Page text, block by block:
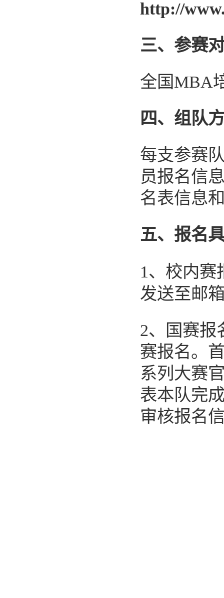
http://
三、参赛
全国MBA
四、组队
每支参赛
员报名信
名表信息
五、报名
1、校内赛
发送至邮
2、国赛报
赛报名。
系列大赛
表本队完
审核报名